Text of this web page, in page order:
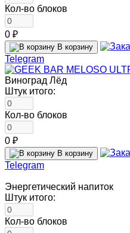
Кол-во блоков
0 ₽
В корзину
Telegram
Виноград Лёд
Штук итого:
Кол-во блоков
0 ₽
В корзину
Telegram
Энергетический напиток
Штук итого:
Кол-во блоков